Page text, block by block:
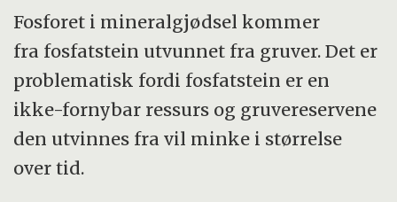
Fosforet i mineralgjødsel kommer
fra fosfatstein utvunnet fra gruver. Det er
problematisk fordi fosfatstein er en
ikke-fornybar ressurs og gruvereservene
den utvinnes fra vil minke i størrelse
over tid.